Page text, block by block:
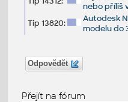
nebo příliš
Tip 13820:
Autodesk
modelu do
Odpovědět
Přejít na fórum